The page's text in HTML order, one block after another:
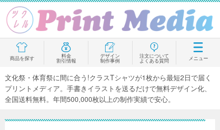
商品を探す 料金
割引情報
デザイン
制作事例
注文について
よくある質問 メニュー
文化祭・体育祭に間に合う!クラスTシャツが1枚から最短2日で届く
プリントメディア。手書きイラストを送るだけで無料デザイン化、
全国送料無料。年間500,000枚以上の制作実績で安心。